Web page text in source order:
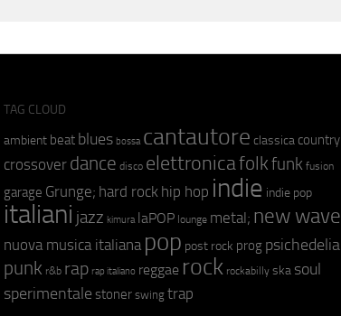
TAG CLOUD
ambient beat blues bossa cantautore classica country
crossover dance disco elettronicafolkfunk fusion
garage Grunge; hard rock hip hop indie indie pop
italiani jazz kimura laPOP lounge metal; new wave
nuova musica italiana pop post rock prog psichedelia
punk r&b rap rap italiano reggae rock rockabilly ska soul
sperimentale stoner swing trap